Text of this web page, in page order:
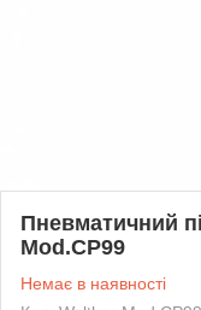
Пневматичний
Mod.CP99
Немає в наявності